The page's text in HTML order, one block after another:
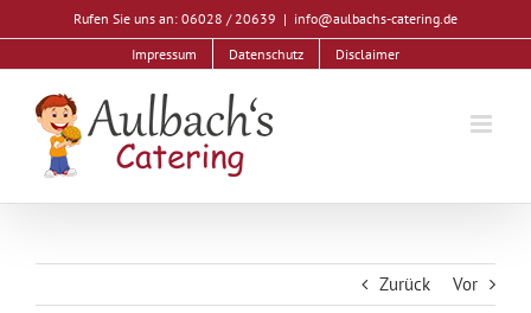
Inhalt
springen
Rufen Sie uns an: 06028 / 20639 | info@aulbachs-catering.de
Impressum
Datenschutz Disclaimer
Zurück Vor